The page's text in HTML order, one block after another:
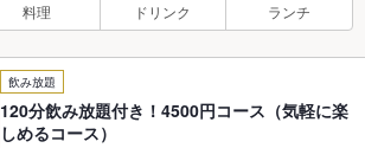
料理 ドリンク ランチ
飲み放題
120分飲み放題付き！4500円コース（気軽に楽
しめるコース）